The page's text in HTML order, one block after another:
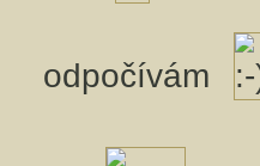
odpočívám